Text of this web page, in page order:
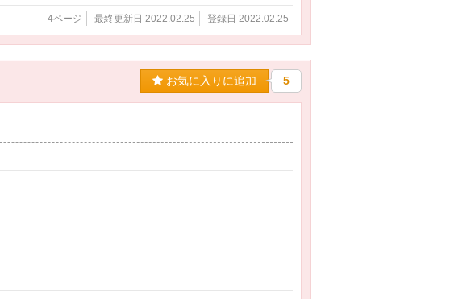
4ページ 最終更新日 2022.02.25 登録日 2022.02.25
お気に入りに追加 5